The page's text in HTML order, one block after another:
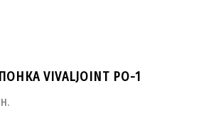
VIVALJOINT PO-1